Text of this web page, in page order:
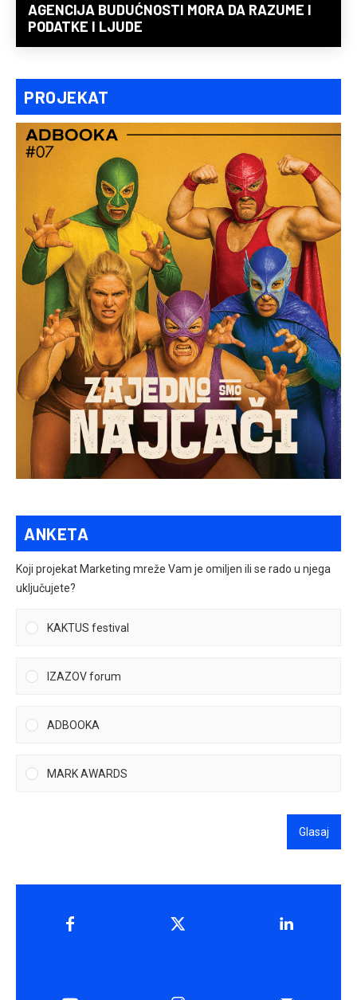
AGENCIJA BUDUĆNOSTI MORA DA RAZUME I
PODATKE I LJUDE
PROJEKAT
ANKETA
Koji projekat Marketing mreže Vam je omiljen ili se rado u njega
uključujete?
KAKTUS festival
IZAZOV forum
ADBOOKA
MARK AWARDS
Glasaj